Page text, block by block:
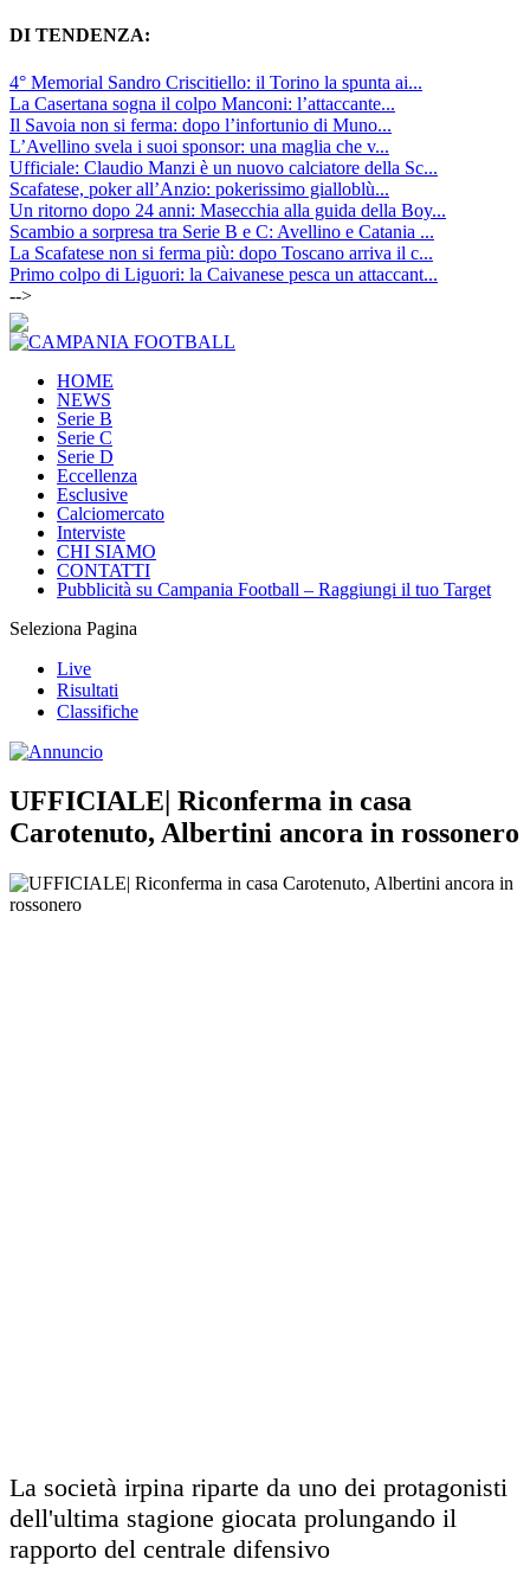
DI TENDENZA:
4° Memorial Sandro Criscitiello: il Torino la spunta ai...
La Casertana sogna il colpo Manconi: l’attaccante...
Il Savoia non si ferma: dopo l’infortunio di Muno...
L’Avellino svela i suoi sponsor: una maglia che v...
Ufficiale: Claudio Manzi è un nuovo calciatore della Sc...
Scafatese, poker all’Anzio: pokerissimo gialloblù...
Un ritorno dopo 24 anni: Masecchia alla guida della Boy...
Scambio a sorpresa tra Serie B e C: Avellino e Catania ...
La Scafatese non si ferma più: dopo Toscano arriva il c...
Primo colpo di Liguori: la Caivanese pesca un attaccant...
-->
HOME
NEWS
Serie B
Serie C
Serie D
Eccellenza
Esclusive
Calciomercato
Interviste
CHI SIAMO
CONTATTI
Pubblicità su Campania Football – Raggiungi il tuo Target
Seleziona Pagina
Live
Risultati
Classifiche
UFFICIALE| Riconferma in casa
Carotenuto, Albertini ancora in rossonero
La società irpina riparte da uno dei protagonisti
dell'ultima stagione giocata prolungando il
rapporto del centrale difensivo